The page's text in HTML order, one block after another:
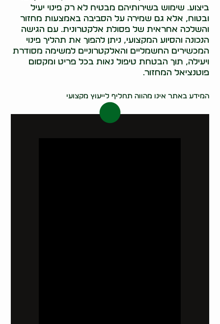
ביצוע. שימוש בשירותיהם מבטיח לא רק פינוי יעיל
ובטוח, אלא גם שמירה על הסביבה באמצעות מחזור
והשלכה אחראית של פסולת אלקטרונית. עם הגישה
הנכונה והסיוע המקצועי, ניתן להפוך את תהליך פינוי
המכשירים החשמליים והאלקטרוניים למשימה מסודרת
ויעילה, תוך הבטחת טיפול נאות בכל פריט ומקסום
פוטנציאל המחזור.
המידע באתר אינו מהווה תחליף לייעוץ מקצועי